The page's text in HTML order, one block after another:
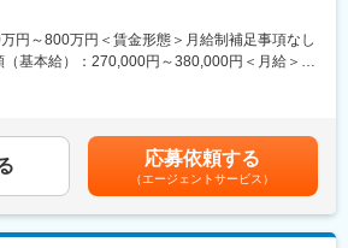
担当／研修担当／本社勤務へのキャリアチェ
11.9時間
126日×8時間＝1,008時間）
の悩みを解消し、さくら薬局グループのビジョ
製造品質管理ポジションを募集いたします。
の方のほぼ半数以上が調剤薬局などからキャ
ボのため夜勤が発生しますが、月6～13万円ほ
給されます。
ダーやラボ長としてのキャリアパスも！
円～800万円＜賃金形態＞月給制補足事項なし
（基本給）：270,000円～380,000円＜月給＞
％達成の場合支給■昇給：年1回
応募依頼する
（エージェントサービス）